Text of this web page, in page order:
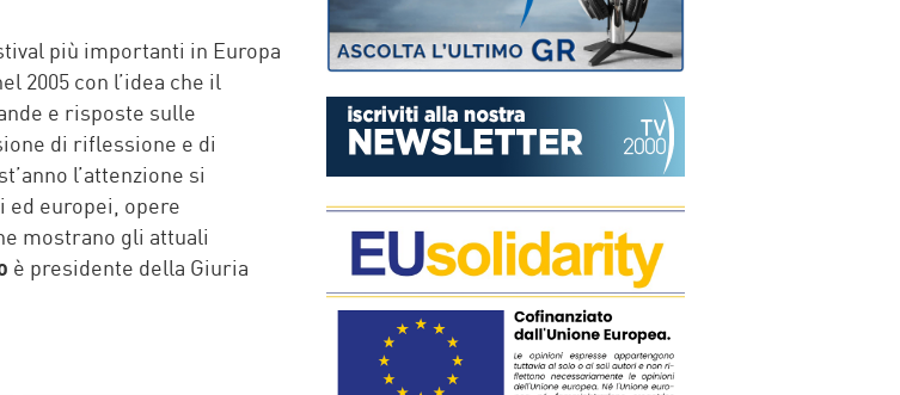
più importanti in Europa
2005 con l’idea che il
e risposte sulle
di riflessione e di
l’attenzione si
europei, opere
mostrano gli attuali
è presidente della Giuria